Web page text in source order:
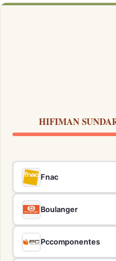
HIFIMAN
Fnac
Boulanger
Pccomponentes